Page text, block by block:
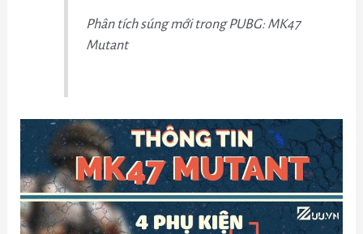
Phân tích súng mới trong PUBG: MK47
Mutant